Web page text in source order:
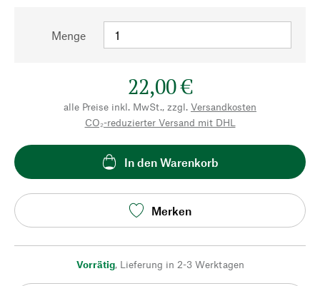
Menge
22,00 €
alle Preise inkl. MwSt., zzgl. Versandkosten
CO₂-reduzierter Versand mit DHL
In den Warenkorb
Merken
Vorrätig, Lieferung in 2-3 Werktagen